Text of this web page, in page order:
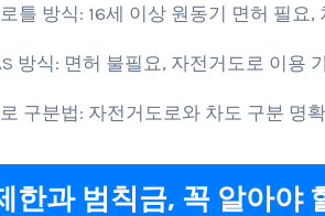
틀 방식: 16세 이상 원동기 면허 필요,
방식: 면허 불필요, 자전거도로 이용
구분법: 자전거도로와 차도 구분 명
한과 범칙금, 꼭 알아야